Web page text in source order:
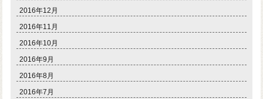
2016年12月
2016年11月
2016年10月
2016年9月
2016年8月
2016年7月